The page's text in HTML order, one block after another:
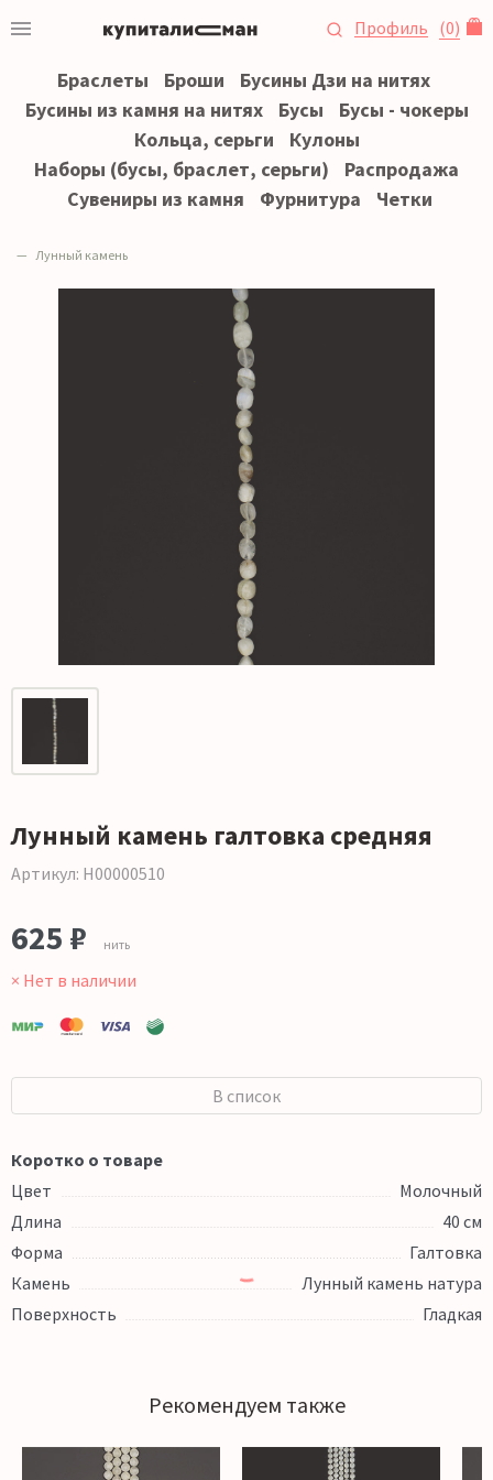
Профиль (0)
Браслеты Броши
Бусины Дзи на нитях
Бусины из камня на нитях
Бусы
Бусы - чокеры
Кольца, серьги
Кулоны
Наборы (бусы, браслет, серьги)
Распродажа
Сувениры из камня
Фурнитура Четки
Лунный камень
Лунный камень галтовка средняя
Артикул: Н00000510
625 ₽ нить
× Нет в наличии
В список
Коротко о товаре
Цвет
Молочный
Длина
40 см
Форма
Галтовка
Камень
Лунный камень натура
Поверхность
Гладкая
Рекомендуем также